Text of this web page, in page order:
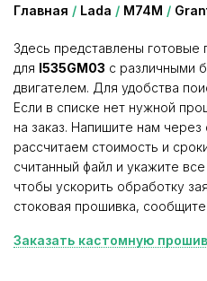
Главная / Lada / М74М /
Здесь представлены готовые
для I535GM03 с различными
двигателем. Для удобства
Если в списке нет нужной
на заказ. Напишите нам
рассчитаем стоимость и
считанный файл и укажите
чтобы ускорить обработку
стоковая прошивка,
Заказать кастомную